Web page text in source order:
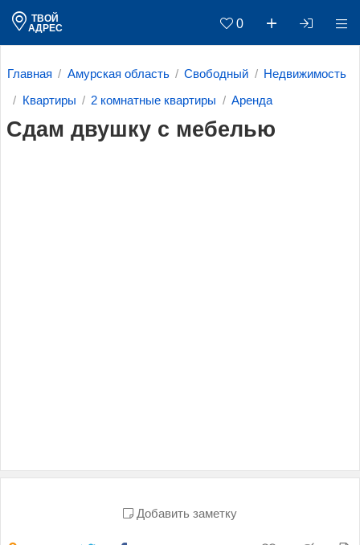
ТВОЙ
АДРЕС
0
Главная Амурская область Свободный Недвижимость
Квартиры 2 комнатные квартиры Аренда
Сдам двушку с мебелью
Добавить заметку